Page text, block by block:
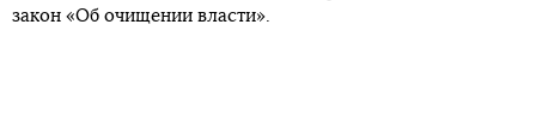
закон «Об очищении власти».